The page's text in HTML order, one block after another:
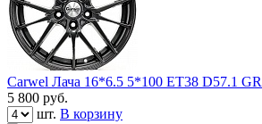
Carwel Лача 16*6.5 5*100 ET38 D57.1 GR
5 800 руб.
шт. В корзину